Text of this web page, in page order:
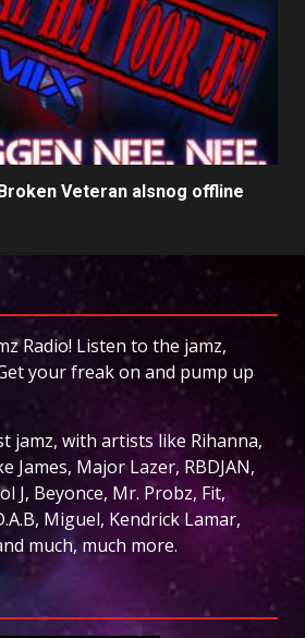
Veteran alsnog offline
Radio! Listen to the jamz,
your freak on and pump up
jamz, with artists like Rihanna,
James, Major Lazer, RBDJAN,
J, Beyonce, Mr. Probz, Fit,
Miguel, Kendrick Lamar,
much, much more.